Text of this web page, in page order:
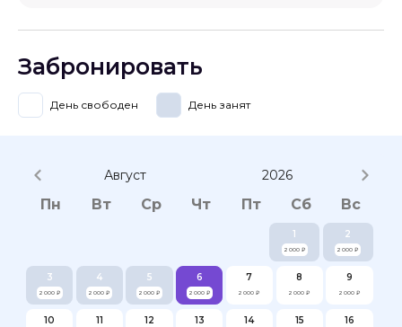
Забронировать
День свободен День занят
Август 2026
Пн Вт Ср Чт Пт Сб Вс
1
2 000 ₽
2
2 000 ₽
3
2 000 ₽
4
2 000 ₽
5
2 000 ₽
6
2 000 ₽
7
2 000 ₽
8
2 000 ₽
9
2 000 ₽
10 11 12 13 14 15 16